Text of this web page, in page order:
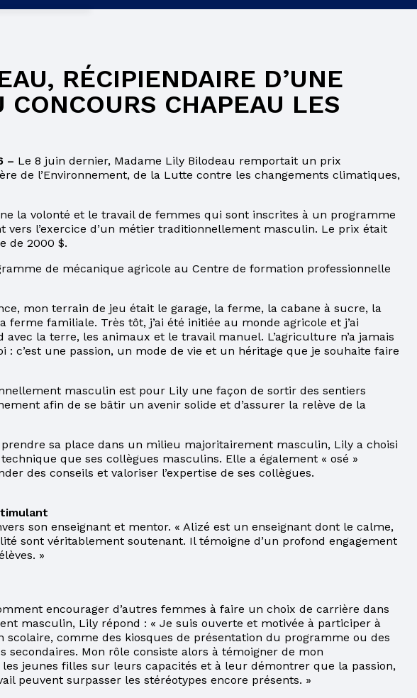
D’APPRENTISSAGE
COMITÉ EHDAA
PLAINTES ET PROTECTEUR RÉGIONAL DE
L’ÉLÈVE
SON
ET
DES
D’ÉTÉ AU
EN
CANTONS
DE LA
SCOLAIRE
UN
MIEUX
À L’ÉGALITÉ
RÉCIPIENDAIRE D’UNE
CONCOURS CHAPEAU LES
– Le 8 juin dernier, Madame Lily Bilodeau remportait un prix
de l’Environnement, de la Lutte contre les changements climatiques,
la volonté et le travail de femmes qui sont inscrites à un programme
vers l’exercice d’un métier traditionnellement masculin. Le prix était
de 2000 $.
de mécanique agricole au Centre de formation professionnelle
mon terrain de jeu était le garage, la ferme, la cabane à sucre, la
ferme familiale. Très tôt, j’ai été initiée au monde agricole et j’ai
la terre, les animaux et le travail manuel. L’agriculture n’a jamais
: c’est une passion, un mode de vie et un héritage que je souhaite faire
masculin est pour Lily une façon de sortir des sentiers
afin de se bâtir un avenir solide et d’assurer la relève de la
sa place dans un milieu majoritairement masculin, Lily a choisi
que ses collègues masculins. Elle a également « osé »
des conseils et valoriser l’expertise de ses collègues.
son enseignant et mentor. « Alizé est un enseignant dont le calme,
sont véritablement soutenant. Il témoigne d’un profond engagement
»
encourager d’autres femmes à faire un choix de carrière dans
masculin, Lily répond : « Je suis ouverte et motivée à participer à
scolaire, comme des kiosques de présentation du programme ou des
secondaires. Mon rôle consiste alors à témoigner de mon
jeunes filles sur leurs capacités et à leur démontrer que la passion,
peuvent surpasser les stéréotypes encore présents. »